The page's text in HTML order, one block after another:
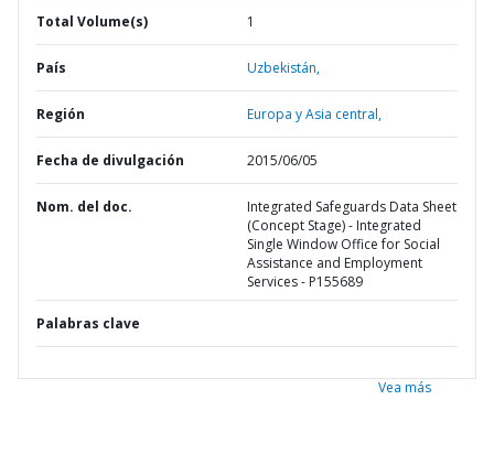
Total Volume(s) 1
País Uzbekistán,
Región Europa y Asia central,
Fecha de divulgación 2015/06/05
Nom. del doc.
Integrated Safeguards Data Sheet
(Concept Stage) - Integrated
Single Window Office for Social
Assistance and Employment
Services - P155689
Palabras clave
Vea más